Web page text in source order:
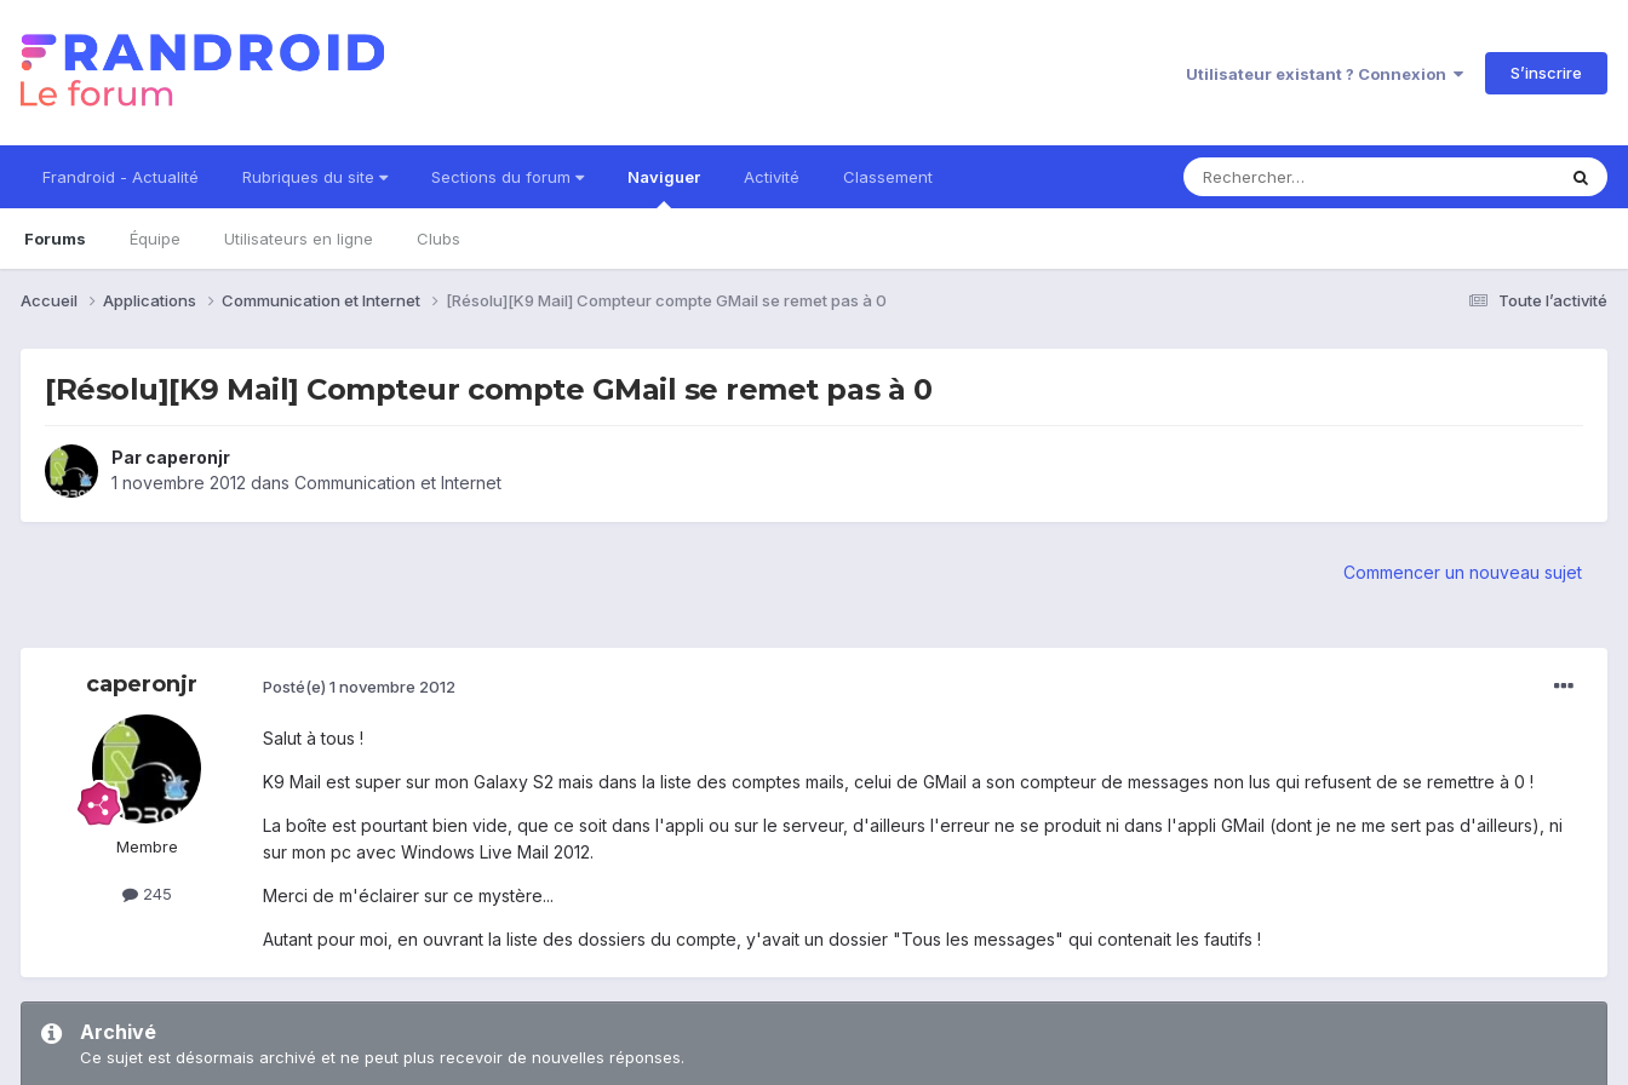
Utilisateur existant ? Connexion S’inscrire
Frandroid - Actualité Rubriques du site Sections du forum Naviguer
Forums Équipe Utilisateurs en ligne Clubs
Activité Classement
Toute l’activité
Accueil Applications Communication et Internet [Résolu][K9 Mail] Compteur compte GMail se remet pas à 0
[Résolu][K9 Mail] Compteur compte GMail se remet pas à 0
Par caperonjr
1 novembre 2012 dans Communication et Internet
Commencer un nouveau sujet
caperonjr
Membre
245
Posté(e) 1 novembre 2012
Salut à tous !
K9 Mail est super sur mon Galaxy S2 mais dans la liste des comptes mails, celui de GMail a son compteur de messages non lus qui refusent de se remettre à 0 !
La boîte est pourtant bien vide, que ce soit dans l'appli ou sur le serveur, d'ailleurs l'erreur ne se produit ni dans l'appli GMail (dont je ne me sert pas d'ailleurs), ni
sur mon pc avec Windows Live Mail 2012.
Merci de m'éclairer sur ce mystère...
Autant pour moi, en ouvrant la liste des dossiers du compte, y'avait un dossier "Tous les messages" qui contenait les fautifs !
Archivé
Ce sujet est désormais archivé et ne peut plus recevoir de nouvelles réponses.